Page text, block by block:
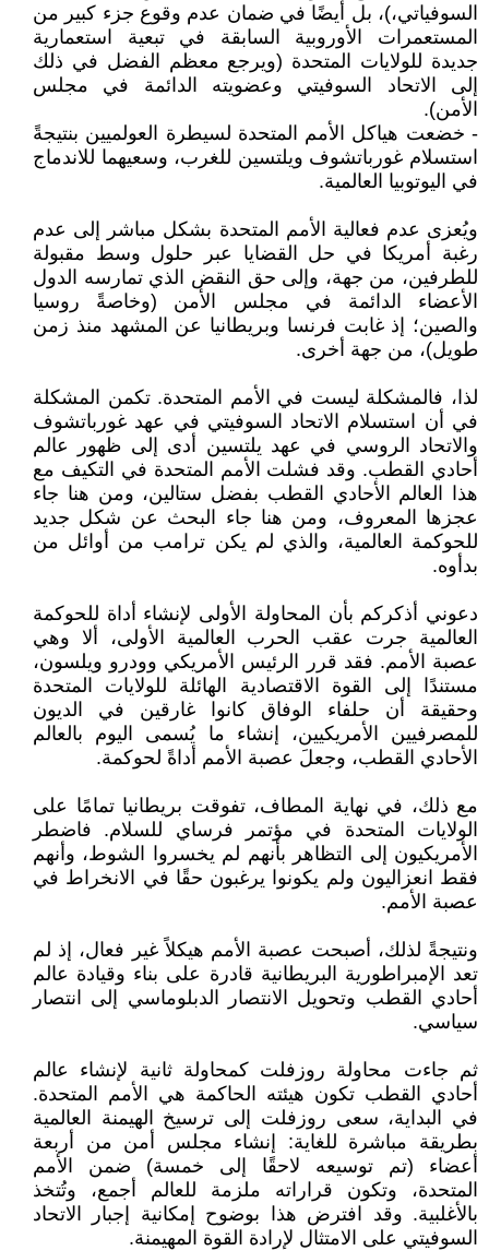
السوفياتي،)، بل أيضًا في ضمان عدم وقوع ‏جزء كبير من
المستعمرات الأوروبية السابقة في تبعية استعمارية
جديدة للولايات المتحدة (ويرجع معظم ‏الفضل في ذلك
إلى الاتحاد السوفيتي وعضويته الدائمة في مجلس
الأمن‎(‎‏.‏
‏- خضعت هياكل الأمم المتحدة لسيطرة العولميين بنتيجةً
استسلام غورباتشوف ويلتسين للغرب، ‏وسعيهما للاندماج
في اليوتوبيا العالمية‎.‎
ويُعزى عدم فعالية الأمم المتحدة بشكل مباشر إلى عدم
رغبة أمريكا في حل القضايا عبر حلول وسط ‏مقبولة
للطرفين، من جهة، وإلى حق النقض الذي تمارسه الدول
الأعضاء الدائمة في مجلس الأمن (وخاصةً ‏روسيا
والصين؛ إذ غابت فرنسا وبريطانيا عن المشهد منذ زمن
طويل)، من جهة أخرى‎.‎
لذا، فالمشكلة ليست في الأمم المتحدة. تكمن المشكلة
في أن استسلام الاتحاد السوفيتي في عهد ‏غورباتشوف
والاتحاد الروسي في عهد يلتسين أدى إلى ظهور عالم
أحادي القطب. وقد فشلت الأمم المتحدة في ‏التكيف مع
هذا العالم الأحادي القطب بفضل ستالين، ومن هنا جاء
عجزها المعروف، ومن هنا جاء البحث عن ‏شكل جديد
للحوكمة العالمية، والذي لم يكن ترامب من أوائل من
بدأوه‎.‎
دعوني أذكركم بأن المحاولة الأولى لإنشاء أداة للحوكمة
العالمية جرت عقب الحرب العالمية الأولى، ‏ألا وهي
عصبة الأمم. فقد قرر الرئيس الأمريكي وودرو ويلسون،
مستندًا إلى القوة الاقتصادية الهائلة للولايات ‏المتحدة
وحقيقة أن حلفاء الوفاق كانوا غارقين في الديون
للمصرفيين الأمريكيين، إنشاء ما يُسمى اليوم بالعالم
‏الأحادي القطب، وجعلَ عصبة الأمم أداةً لحوكمة‎.‎
مع ذلك، في نهاية المطاف، تفوقت بريطانيا تمامًا على
الولايات المتحدة في مؤتمر فرساي للسلام. ‏فاضطر
الأمريكيون إلى التظاهر بأنهم لم يخسروا الشوط، وأنهم
فقط انعزاليون ولم يكونوا يرغبون حقًا في ‏الانخراط في
عصبة الأمم‎.‎
ونتيجةً لذلك، أصبحت عصبة الأمم هيكلاً غير فعال، إذ لم
تعد الإمبراطورية البريطانية قادرة على ‏بناء وقيادة عالم
أحادي القطب وتحويل الانتصار الدبلوماسي إلى انتصار
سياسي‎.‎
ثم جاءت محاولة روزفلت كمحاولة ثانية لإنشاء عالم
أحادي القطب تكون هيئته الحاكمة هي الأمم ‏المتحدة.
في البداية، سعى روزفلت إلى ترسيخ الهيمنة العالمية
بطريقة مباشرة للغاية: إنشاء مجلس أمن من ‏أربعة
أعضاء (تم توسيعه لاحقًا إلى خمسة) ضمن الأمم
المتحدة، وتكون قراراته ملزمة للعالم أجمع، وتُتخذ
‏بالأغلبية. وقد افترض هذا بوضوح إمكانية إجبار الاتحاد
السوفيتي على الامتثال لإرادة القوة المهيمنة‎.‎